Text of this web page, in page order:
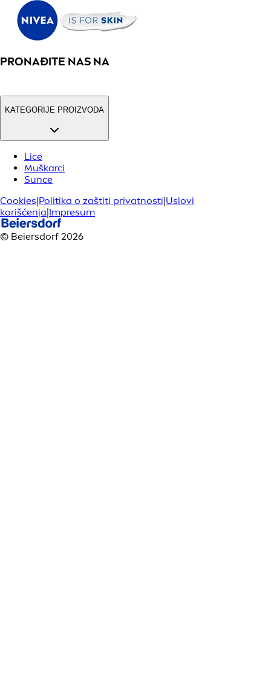
PRONAĐITE NAS NA
KATEGORIJE PROIZVODA
Lice
Muškarci
Sunce
Cookies|Politika o zaštiti privatnosti|Uslovi
korišćenja|Impresum
© Beiersdorf 2026